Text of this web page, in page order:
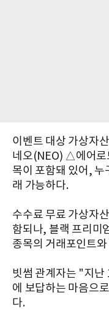
이벤트 대상 가상자
네오(NEO) △에어로
목이 포함돼 있어, 누
래 가능하다.
수수료 무료 가상자
함되나, 블랙 프리미
종목의 거래포인트
빗썸 관계자는 "지난
에 보답하는 마음으
다.